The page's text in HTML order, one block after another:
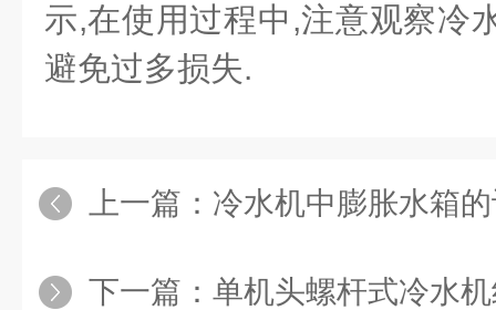
示,在使用过程中,注意观察冷
避免过多损失.
上一篇： 冷水机中膨胀水箱的设计
下一篇： 单机头螺杆式冷水机组和双